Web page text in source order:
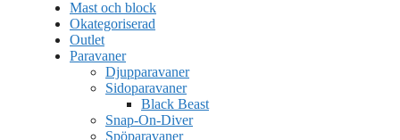
Mast och block
Okategoriserad
Outlet
Paravaner
Djupparavaner
Sidoparavaner
Black Beast
Snap-On-Diver
Spöparavaner